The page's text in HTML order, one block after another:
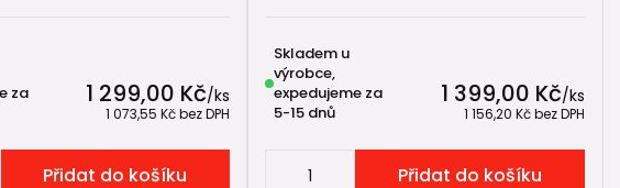
pokud je beton správně proveden.
protože:
1 299,00 Kč/ks
1 073,55 Kčbez DPH
za
Přidat do košíku
1 399,00 Kč/ks
1 156,20 Kčbez DPH
Skladem u
výrobce,
expedujeme za
5-15 dnů
Přidat do košíku